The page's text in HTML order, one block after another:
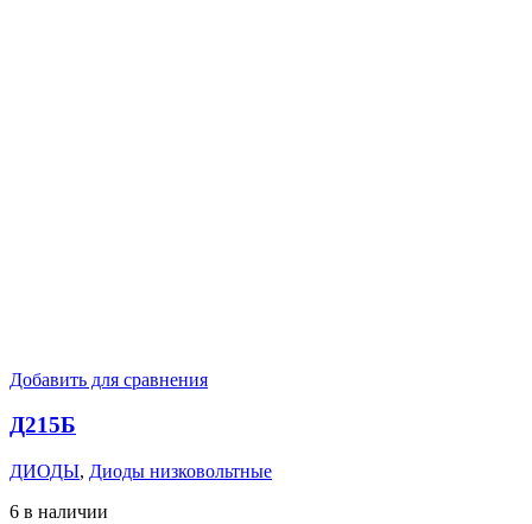
Добавить для сравнения
Д215Б
ДИОДЫ, Диоды низковольтные
6 в наличии